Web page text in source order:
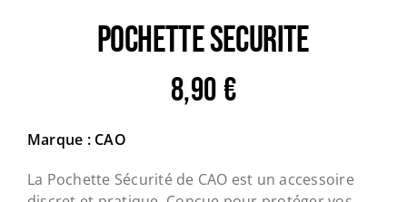
POCHETTE SECURITE
8,90€
Marque : CAO
La Pochette Sécurité de CAO est un accessoire